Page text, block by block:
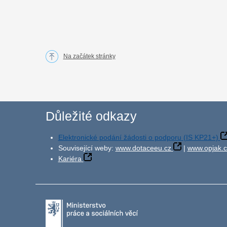
Na začátek stránky
Důležité odkazy
Elektronické podání žádosti o podporu (IS KP21+)
Související weby: www.dotaceeu.cz |
Kariéra